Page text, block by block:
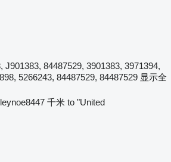
J901383, 84487529, 3901383, 3971394,
5266243, 84487529, 84487529 显示全
8447 千米 to "United